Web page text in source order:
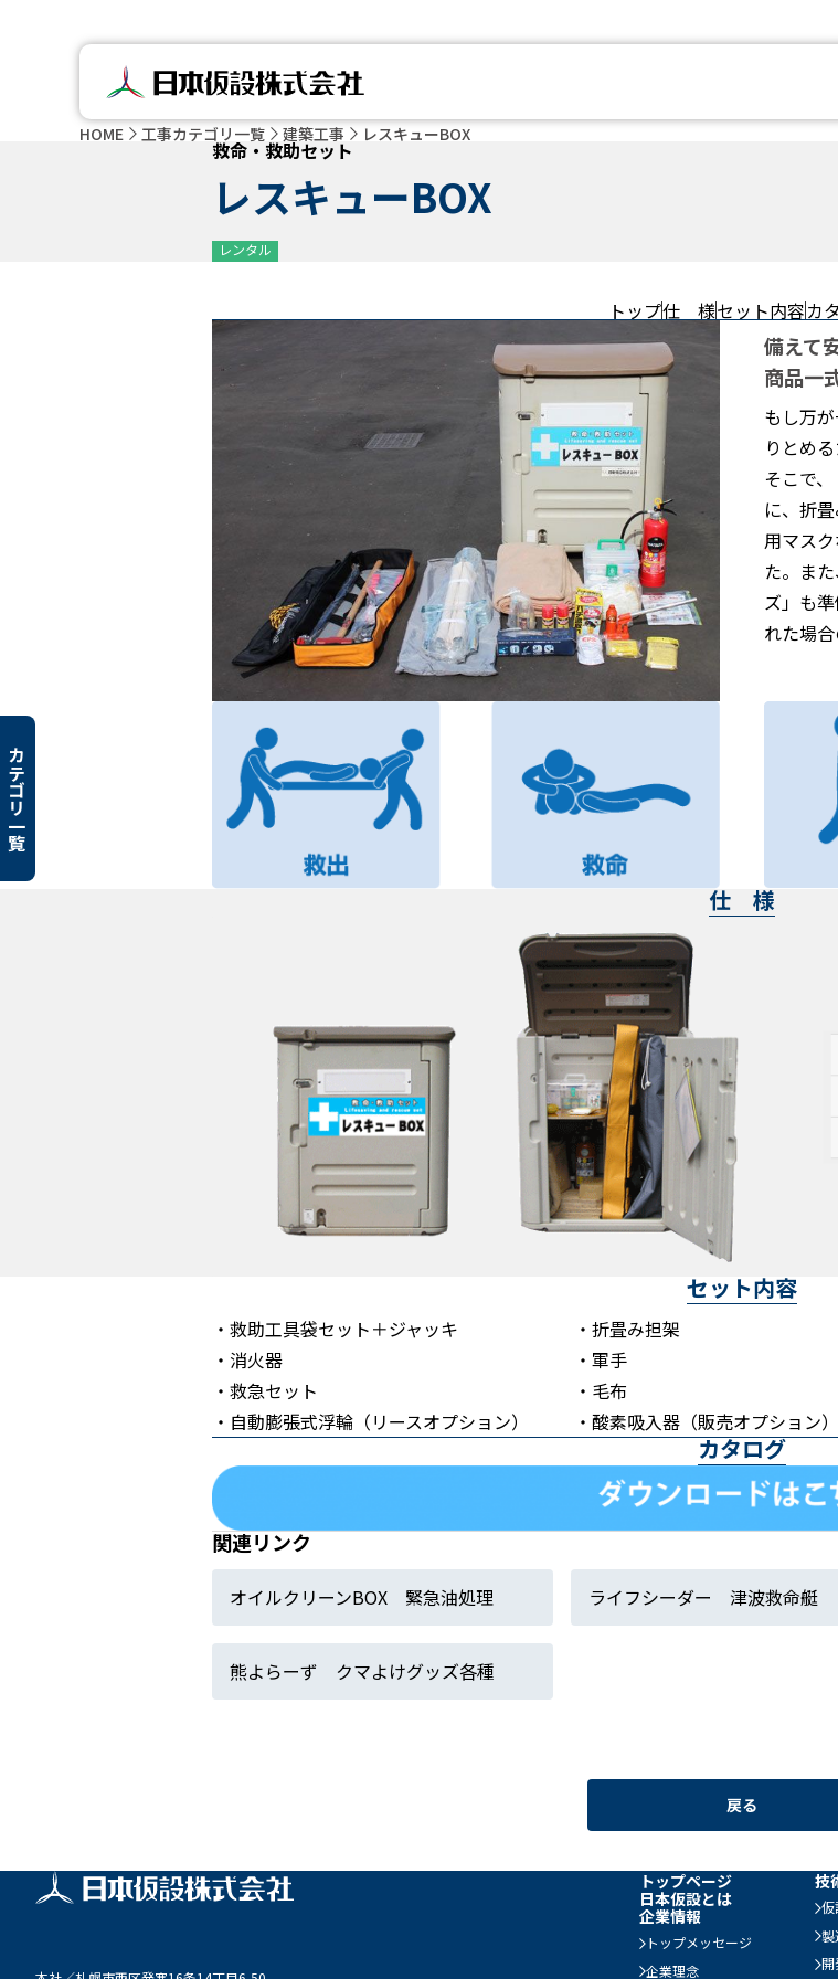
HOME 工事カテゴリ一覧 建築工事 レスキューBOX
救命・救助セット
レスキューBOX
レンタル
トップ仕 様セット内容カ
備えて
商品一
もし万
りとめ
そこで
に、折
用マス
た。ま
ズ」も
れた場合
仕 様
セット内容
・救助工具袋セット＋ジャッキ
・消火器
・救急セット
・自動膨張式浮輪（リースオプション）
・折畳み担架
・軍手
・毛布
・酸素吸入器（販売オプション）
カタログ
関連リンク
オイルクリーンBOX 緊急油処理 ライフシーダー 津波救命艇
熊よらーず クマよけグッズ各種
戻る
トップページ
日本仮設とは
企業情報
トップメッセージ
企業理念
技
仮
製
開
カテゴリ一覧